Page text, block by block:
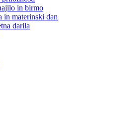
in birmo
in materinski dan
darila